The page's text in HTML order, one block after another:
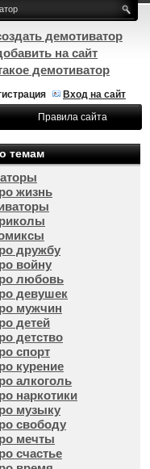
Вход на сайт
Правила сайта
темам
жизнь
дружбу
войну
любовь
девушек
мужчин
детей
детство
спорт
курение
алкоголь
наркотики
музыку
свободу
мечты
счастье
демотиватор
на сайт
демотиватор